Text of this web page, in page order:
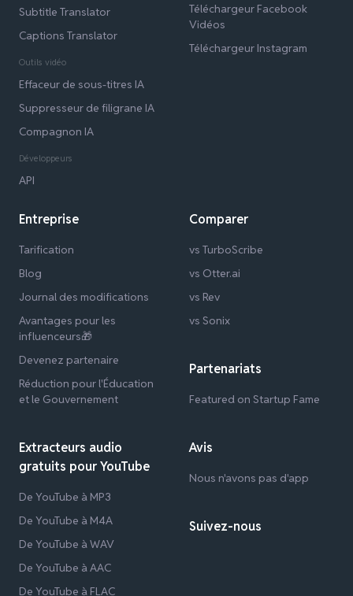
Subtitle Translator
Captions Translator
Outils vidéo
Effaceur de sous-titres IA
Suppresseur de filigrane IA
Compagnon IA
Développeurs
API
Téléchargeur Facebook
Vidéos
Téléchargeur Instagram
Entreprise
Tarification
Blog
Journal des modifications
Avantages pour les
influenceurs🎁
Devenez partenaire
Réduction pour l'Éducation
et le Gouvernement
Extracteurs audio
gratuits pour YouTube
De YouTube à MP3
De YouTube à M4A
De YouTube à WAV
De YouTube à AAC
De YouTube à FLAC
Comparer
vs TurboScribe
vs Otter.ai
vs Rev
vs Sonix
Partenariats
Featured on Startup Fame
Avis
Nous n'avons pas d'app
Suivez-nous